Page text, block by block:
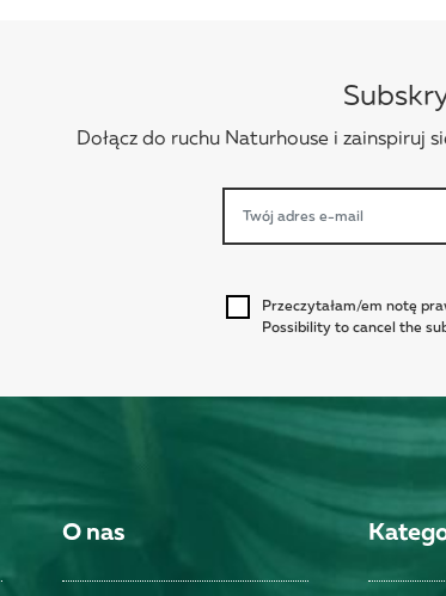
Dołącz do ruchu Naturhouse i zainspiruj
Przeczytałam/em notę
Possibility to cancel the
O nas